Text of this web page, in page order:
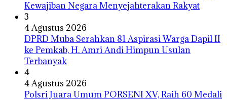
Kewajiban Negara Menyejahterakan Rakyat
3
4 Agustus 2026
DPRD Muba Serahkan 81 Aspirasi Warga Dapil II
ke Pemkab, H. Amri Andi Himpun Usulan
Terbanyak
4
4 Agustus 2026
Polsri Juara Umum PORSENI XV, Raih 60 Medali